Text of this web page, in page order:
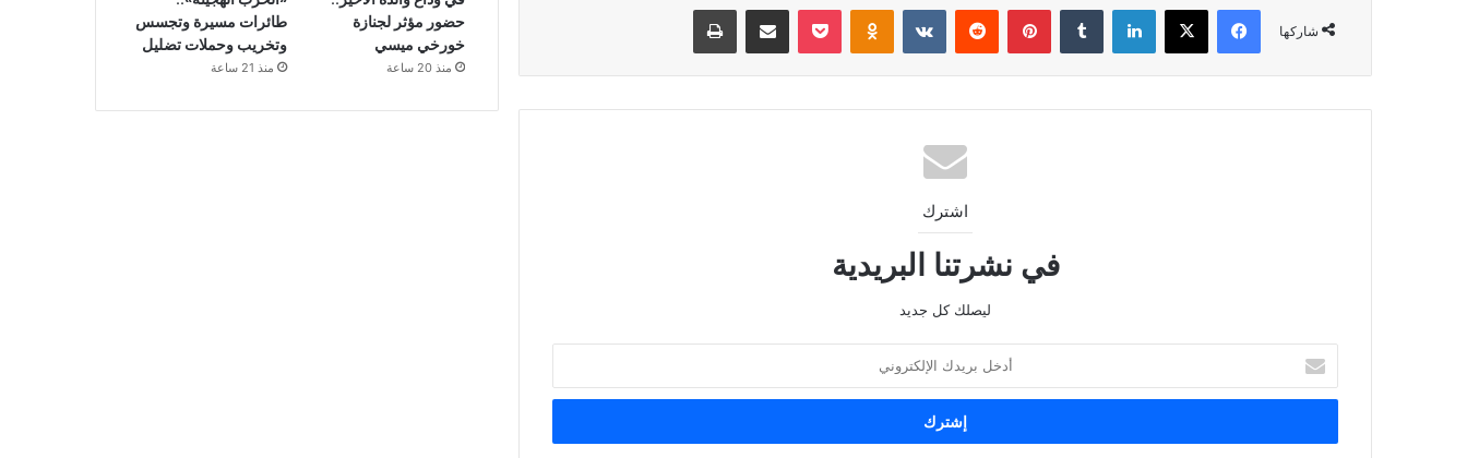
شاركها
فيسبوك ‫X لينكدإن بينتيريست Odnoklassniki
‫Pocket مشاركة عبر البريد طباعة
اشترك
في نشرتنا البريدية
ليصلك كل جديد
بريدك
الإلكتروني
حضور مؤثر لجنازة
خورخي ميسي
منذ 20 ساعة
طائرات مسيرة وتجسس
وتخريب وحملات تضليل
منذ 21 ساعة